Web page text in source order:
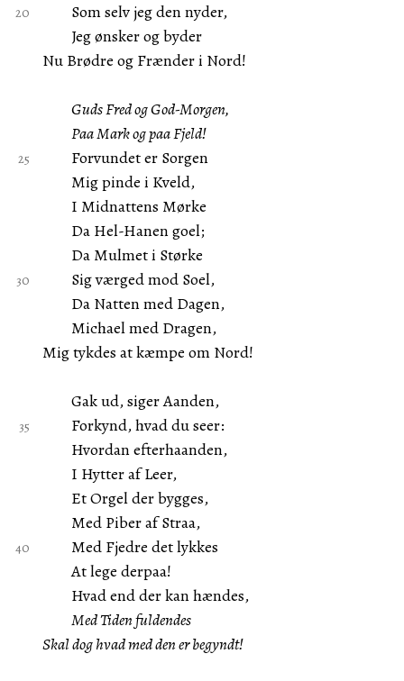
Som selv jeg den nyder,
Jeg ønsker og byder
Nu Brødre og Frænder i Nord!
Guds Fred og God-Morgen,
Paa Mark og paa Fjeld!
Forvundet er Sorgen
Mig pinde i Kveld,
I Midnattens Mørke
Da Hel-Hanen goel;
Da Mulmet i Størke
Sig værged mod Soel,
Da Natten med Dagen,
Michael med Dragen,
Mig tykdes at kæmpe om Nord!
Gak ud, siger Aanden,
Forkynd, hvad du seer:
Hvordan efterhaanden,
I Hytter af Leer,
Et Orgel der bygges,
Med Piber af Straa,
Med Fjedre det lykkes
At lege derpaa!
Hvad end der kan hændes,
Med Tiden fuldendes
Skal dog hvad med den er begyndt!